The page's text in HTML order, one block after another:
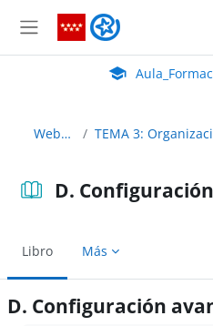
Panel lateral
Aula Virtual de
WebEduca_C24
D.
Libro Más
D. Configuración